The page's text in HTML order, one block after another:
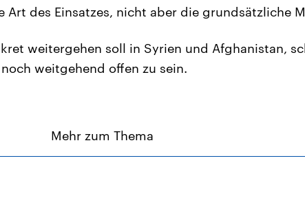
des Einsatzes, nicht aber die grundsätzliche
weitergehen soll in Syrien und Afghanistan,
weitgehend offen zu sein.
Mehr zum Thema